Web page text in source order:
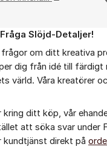
Slöjd-Detaljer!
frågor om ditt kreativa
dig från idé till
värld. Våra kreatörer
ditt köp, vår
att söka svar under
kundtjänst direkt på